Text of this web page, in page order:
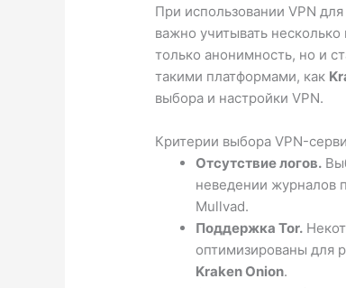
При использовании VPN
важно учитывать
только анонимность, но и
такими платформами, как
выбора и настройки VPN.
Критерии выбора VPN-
Отсутствие логов.
неведении журналов
Mullvad.
Поддержка Tor.
оптимизированы для
Kraken Onion.